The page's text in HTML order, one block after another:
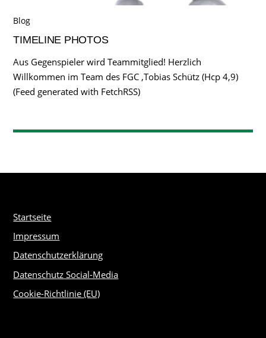
Blog
TIMELINE PHOTOS
Aus Gegenspieler wird Teammitglied! Herzlich
Willkommen im Team des FGC ,Tobias Schütz (Hcp 4,9)
(Feed generated with FetchRSS)
Startseite
Impressum
Datenschutzerklärung
Datenschutz Social-Media
Cookie-Richtlinie (EU)